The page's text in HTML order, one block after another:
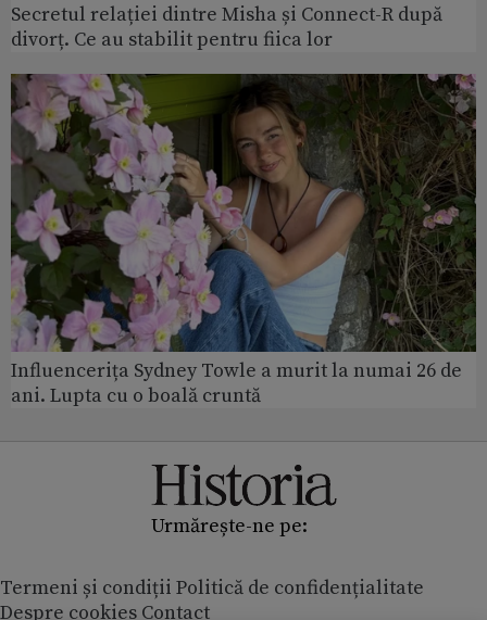
Secretul relației dintre Misha și Connect-R după
divorț. Ce au stabilit pentru fiica lor
Influencerița Sydney Towle a murit la numai 26 de
ani. Lupta cu o boală cruntă
Urmărește-ne pe:
Termeni și condiții Politică de confidențialitate
Despre cookies Contact